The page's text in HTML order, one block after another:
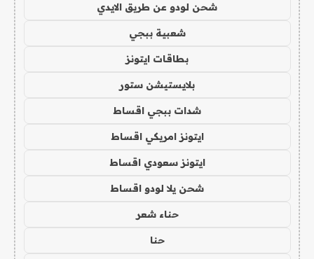
شحن لودو عن طريق الايدي
شعبية ببجي
بطاقات ايتونز
بلايستيشن ستور
شدات ببجي اقساط
ايتونز امريكي اقساط
ايتونز سعودي اقساط
شحن يلا لودو اقساط
حناء شعر
حنا